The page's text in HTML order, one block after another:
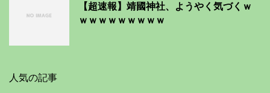
【超速報】靖國神社、ようやく気づくｗ
ｗｗｗｗｗｗｗｗｗ
人気の記事